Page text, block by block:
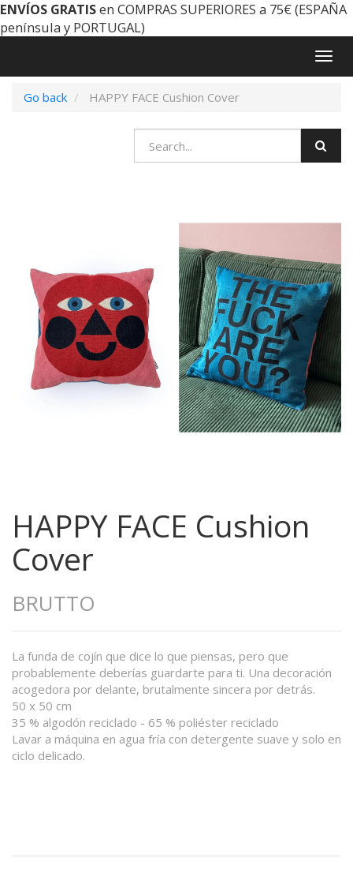
ENVÍOS GRATISen COMPRAS SUPERIORES a 75€ (ESPAÑA
península y PORTUGAL)
Go back
HAPPY FACE Cushion Cover
HAPPY FACE Cushion
Cover
BRUTTO
La funda de cojín que dice lo que piensas, pero que
probablemente deberías guardarte para ti. Una decoración
acogedora por delante, brutalmente sincera por detrás.
50 x 50 cm
35 % algodón reciclado - 65 % poliéster reciclado
Lavar a máquina en agua fría con detergente suave y solo en
ciclo delicado.